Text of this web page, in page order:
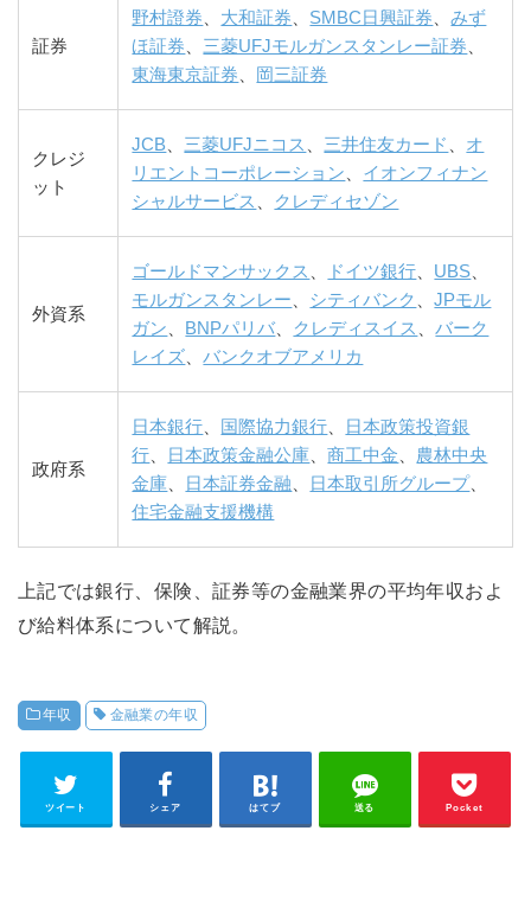
証券
野村證券、 大和証券、 SMBC日興証券、みず
ほ証券、三菱UFJモルガンスタンレー証券、
東海東京証券、 岡三証券
クレジ
ット
JCB、三菱UFJニコス 、三井住友カード 、 オ
リエントコーポレーション、 イオンフィナン
シャルサービス 、 クレディセゾン
外資系
ゴールドマンサックス 、 ドイツ銀行、 UBS、
モルガンスタンレー、 シティバンク 、JPモル
ガン、 BNPパリバ、 クレディスイス 、バーク
レイズ、バンクオブアメリカ
政府系
日本銀行、 国際協力銀行、
日本政策投資銀
行、 日本政策金融公庫、商工中金、 農林中央
金庫、 日本証券金融、 日本取引所グループ、
住宅金融支援機構
上記では銀行、保険、証券等の金融業界の平均年収およ
び給料体系について解説。
年収 金融業の年収
ツイート シェア はてブ 送る Pocket